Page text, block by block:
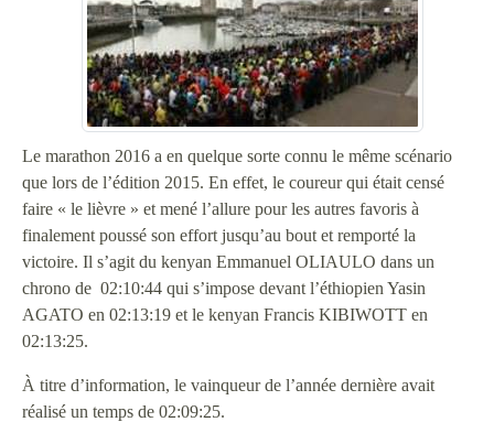
Le marathon 2016 a en quelque sorte connu le même scénario
que lors de l’édition 2015. En effet, le coureur qui était censé
faire « le lièvre » et mené l’allure pour les autres favoris à
finalement poussé son effort jusqu’au bout et remporté la
victoire. Il s’agit du kenyan Emmanuel OLIAULO dans un
chrono de 02:10:44 qui s’impose devant l’éthiopien Yasin
AGATO en 02:13:19 et le kenyan Francis KIBIWOTT en
02:13:25.
À titre d’information, le vainqueur de l’année dernière avait
réalisé un temps de 02:09:25.